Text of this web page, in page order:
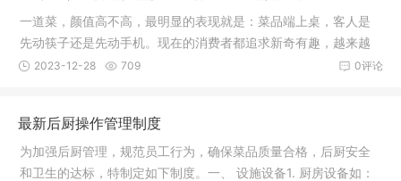
一道菜，颜值高不高，最明显的表现就是：菜品端上桌，客人是
先动筷子还是先动手机。现在的消费者都追求新奇有趣，越来越
多的餐厅
0评论
2023-12-28 709
最新后厨操作管理制度
为加强后厨管理，规范员工行为，确保菜品质量合格，后厨安全
和卫生的达标，特制定如下制度。一、 设施设备1. 厨房设备如：